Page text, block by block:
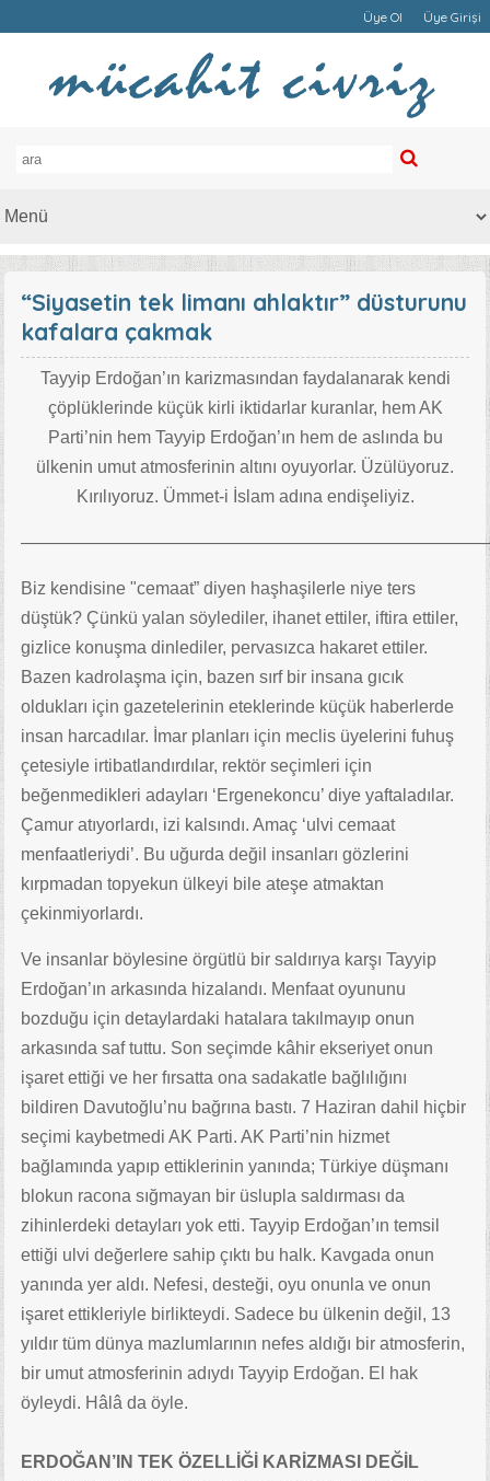
Üye Ol Üye Girişi
“Siyasetin tek limanı ahlaktır” düsturunu
kafalara çakmak
Tayyip Erdoğan’ın karizmasından faydalanarak kendi
çöplüklerinde küçük kirli iktidarlar kuranlar, hem AK
Parti’nin hem Tayyip Erdoğan’ın hem de aslında bu
ülkenin umut atmosferinin altını oyuyorlar. Üzülüyoruz.
Kırılıyoruz. Ümmet-i İslam adına endişeliyiz.
Biz kendisine "cemaat” diyen haşhaşilerle niye ters
düştük? Çünkü yalan söylediler, ihanet ettiler, iftira ettiler,
gizlice konuşma dinlediler, pervasızca hakaret ettiler.
Bazen kadrolaşma için, bazen sırf bir insana gıcık
oldukları için gazetelerinin eteklerinde küçük haberlerde
insan harcadılar. İmar planları için meclis üyelerini fuhuş
çetesiyle irtibatlandırdılar, rektör seçimleri için
beğenmedikleri adayları ‘Ergenekoncu’ diye yaftaladılar.
Çamur atıyorlardı, izi kalsındı. Amaç ‘ulvi cemaat
menfaatleriydi’. Bu uğurda değil insanları gözlerini
kırpmadan topyekun ülkeyi bile ateşe atmaktan
çekinmiyorlardı.
Ve insanlar böylesine örgütlü bir saldırıya karşı Tayyip
Erdoğan’ın arkasında hizalandı. Menfaat oyununu
bozduğu için detaylardaki hatalara takılmayıp onun
arkasında saf tuttu. Son seçimde kâhir ekseriyet onun
işaret ettiği ve her fırsatta ona sadakatle bağlılığını
bildiren Davutoğlu’nu bağrına bastı. 7 Haziran dahil hiçbir
seçimi kaybetmedi AK Parti. AK Parti’nin hizmet
bağlamında yapıp ettiklerinin yanında; Türkiye düşmanı
blokun racona sığmayan bir üslupla saldırması da
zihinlerdeki detayları yok etti. Tayyip Erdoğan’ın temsil
ettiği ulvi değerlere sahip çıktı bu halk. Kavgada onun
yanında yer aldı. Nefesi, desteği, oyu onunla ve onun
işaret ettikleriyle birlikteydi. Sadece bu ülkenin değil, 13
yıldır tüm dünya mazlumlarının nefes aldığı bir atmosferin,
bir umut atmosferinin adıydı Tayyip Erdoğan. El hak
öyleydi. Hâlâ da öyle.
ERDOĞAN’IN TEK ÖZELLİĞİ KARİZMASI DEĞİL